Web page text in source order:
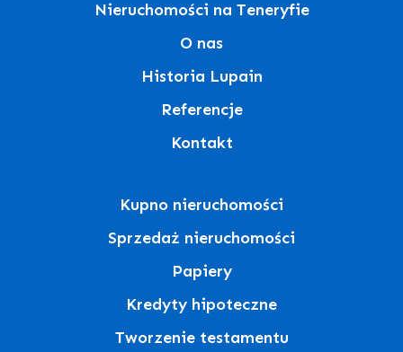
Nieruchomości na Teneryfie
O nas
Historia Lupain
Referencje
Kontakt
Kupno nieruchomości
Sprzedaż nieruchomości
Papiery
Kredyty hipoteczne
Tworzenie testamentu